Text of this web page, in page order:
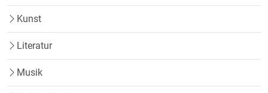
Kunst
Literatur
Musik